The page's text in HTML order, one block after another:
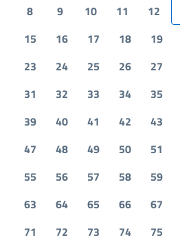
8
9 10 11 12
15
16 17 18 19
23
24 25 26 27
31
32 33 34 35
39
40 41 42 43
47
48 49 50 51
55
56 57 58 59
63
64 65 66 67
71
72 73 74 75